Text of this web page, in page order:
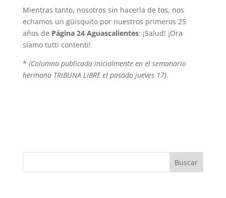
Mientras tanto, nosotros sin hacerla de tos, nos
echamos un güisquito por nuestros primeros 25
años de Página 24 Aguascalientes: ¡Salud! ¡Ora
siamo tutti contenti!
* (Columna publicada inicialmente en el semanario
hermano TRIBUNA LIBRE el pasado jueves 17).
Buscar